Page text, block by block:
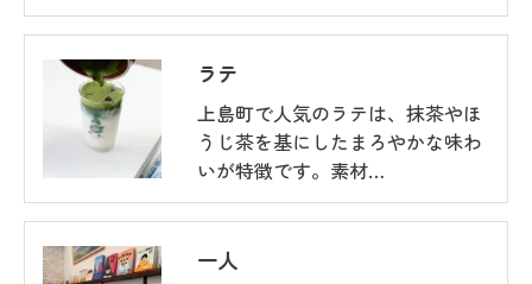
ラテ
上島町で人気のラテは、抹茶やほ
うじ茶を基にしたまろやかな味わ
いが特徴です。素材…
一人